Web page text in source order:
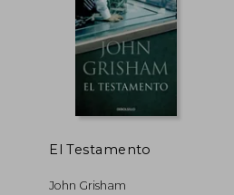
El Testamento
John Grisham